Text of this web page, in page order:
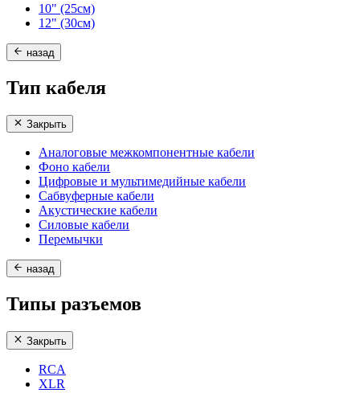
10" (25см)
12" (30см)
назад
Тип кабеля
Закрыть
Аналоговые межкомпонентные кабели
Фоно кабели
Цифровые и мультимедийные кабели
Сабвуферные кабели
Акустические кабели
Силовые кабели
Перемычки
назад
Типы разъемов
Закрыть
RCA
XLR